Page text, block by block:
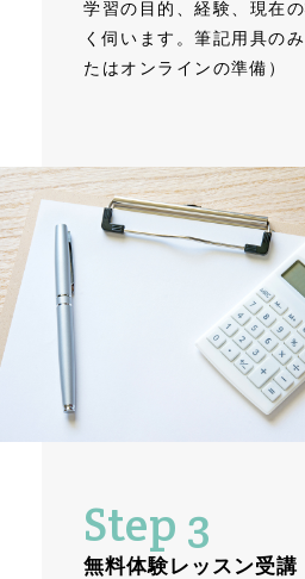
学習の目的、経験、現在
く伺います。筆記用具の
たはオンラインの準備）
Step 3
無料体験レッスン受講